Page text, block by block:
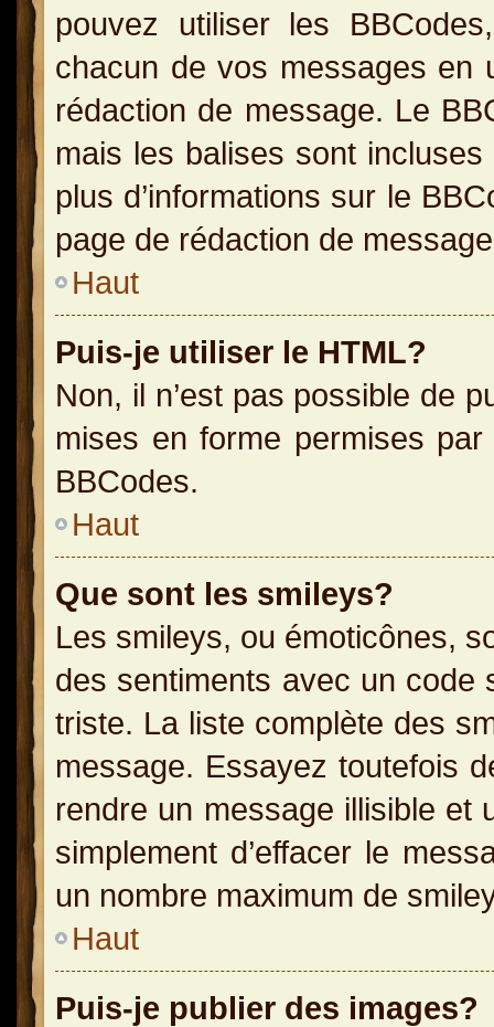
pouvez utiliser les
chacun de vos messages en
rédaction de message. Le
mais les balises sont
plus d’informations sur le
page de rédaction de
Haut
Puis-je utiliser le HTML?
Non, il n’est pas possible de
mises en forme permises
BBCodes.
Haut
Que sont les smileys?
Les smileys, ou émoticônes,
des sentiments avec un code
triste. La liste complète des
message. Essayez toutefois
rendre un message illisible et
simplement d’effacer le
un nombre maximum de
Haut
Puis-je publier des images?